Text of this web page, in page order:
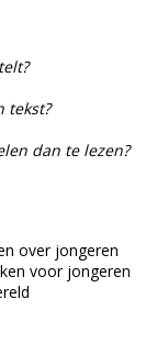
tekst?
dan te lezen?
overjongeren
voorjongeren